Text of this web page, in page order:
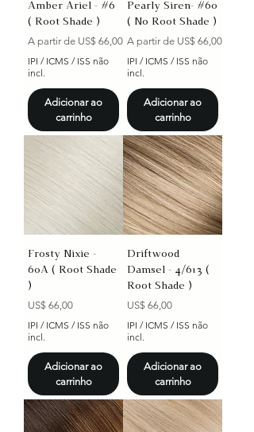
Amber Ariel - #6
( Root Shade )
A partir de US$ 66,00
Preço promocional
IPI / ICMS / ISS não
incl.
Adicionar ao
carrinho
Pearly Siren- #60
( No Root Shade )
A partir de US$ 66,00
Preço promocional
IPI / ICMS / ISS não
incl.
Adicionar ao
carrinho
Frosty Nixie -
60A ( Root Shade
)
Preço
US$ 66,00
IPI / ICMS / ISS não
incl.
Adicionar ao
carrinho
Driftwood
Damsel - 4/613 (
Root Shade )
Preço
US$ 66,00
IPI / ICMS / ISS não
incl.
Adicionar ao
carrinho